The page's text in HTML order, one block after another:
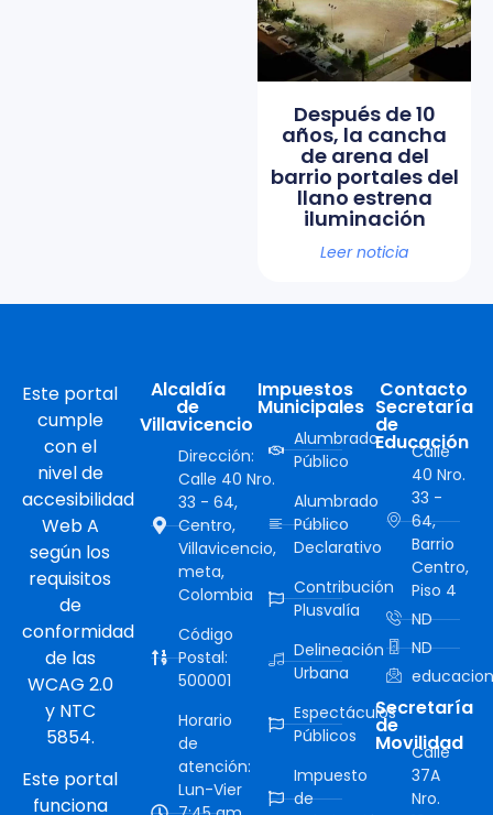
Después de 10
años, la cancha
de arena del
barrio portales del
llano estrena
iluminación
Leer noticia
Este portal
cumple
con el
nivel de
accesibilidad
Web A
según los
requisitos
de
conformidad
de las
WCAG 2.0
y NTC
5854.
Este portal
funciona
Alcaldía
de
Villavicencio
Dirección:
Calle 40 Nro.
33 - 64,
Centro,
Villavicencio,
meta,
Colombia
Código
Postal:
500001
Horario
de
atención:
Lun-Vier
Impuestos
Municipales
Alumbrado
Público
Alumbrado
Público
Declarativo
Contribución
Plusvalía
Delineación
Urbana
Espectáculos
Públicos
Impuesto
de
Contacto
Secretaría
de
Educación
Calle
40 Nro.
33 -
64,
Barrio
Centro,
Piso 4
ND
ND
Secretaría
de
Movilidad
Calle
37A
Nro.